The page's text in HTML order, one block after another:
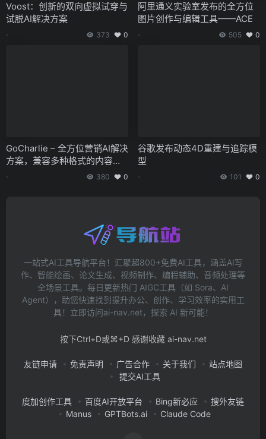
Voost：创新的双向虚拟试穿与
试脱AI解决方案
373 0
阿里通义实验室发布的全方位
图片创作与编辑工具——ACE
505 0
GoCharlie – 全方位营销AI解决
方案，兼容多种格式的内容生
380 0
谷歌发布动态4D重建与追踪模
型
101 0
一站式AI工具导航平台！汇聚超800+免费AI工具，涵盖AI写
作、智能绘画、论文生成、视频制作、编程辅助、音频处理等
全场景工具。每日更新热门 AIGC工具（如 Sora、AI
Agent），助您快速找到提升办公、创作、学习效率的实用工
具！立即访问ai-nav.net，探索 AI 新可能！
按下Ctrl+D或⌘+D 感谢收藏 ai-nav.net
友链申请 免责声明 广告合作 关于我们
站点地图
提交AI工具
度加创作工具 百度AI开放平台 Bing新必应
搜外友链
Manus
GPTBots.ai Claude Code